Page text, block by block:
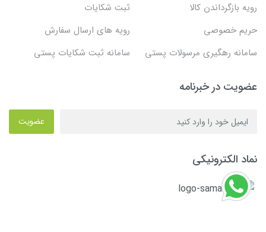
رویه بازگرداندن کالا
ثبت شکایات
حریم خصوصی
رویه های ارسال سفارش
سامانه رهگیری مرسولات پستی
سامانه ثبت شکایات پستی
عضویت در خبرنامه
عضویت
نماد الکترونیکی